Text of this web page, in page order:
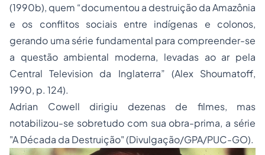
(1990b), quem “documentou a destruição da Amazônia
e os conflitos sociais entre indígenas e colonos,
gerando uma série fundamental para compreender-se
a questão ambiental moderna, levadas ao ar pela
Central Television da Inglaterra” (Alex Shoumatoff,
1990, p. 124).
Adrian Cowell dirigiu dezenas de filmes, mas
notabilizou-se sobretudo com sua obra-prima, a série
"A Década da Destruição" (Divulgação/GPA/PUC-GO).